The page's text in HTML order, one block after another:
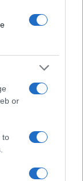
or
to
ombelico del